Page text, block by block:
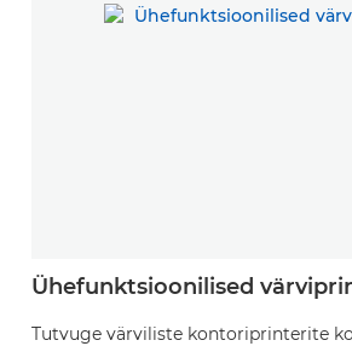
Ühefunktsioonilised
Tutvuge värviliste kontoriprinterite